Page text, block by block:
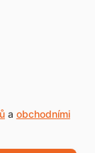
a obchodními